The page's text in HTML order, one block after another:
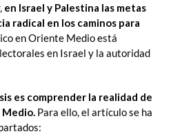
en Israel y Palestina las metas
radical en los caminos para
en Oriente Medio está
en Israel y la autoridad
es comprender la realidad de
Medio. Para ello, el artículo se ha